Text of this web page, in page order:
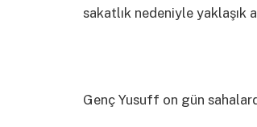
sakatlık nedeniyle yaklaşık
Genç Yusuff on gün